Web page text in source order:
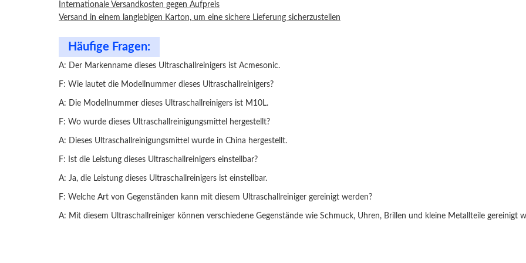
Internationale Versandkosten gegen Aufpreis
Versand in einem langlebigen Karton, um eine sichere Lieferung sicherzustellen
Häufige Fragen:
A: Der Markenname dieses Ultraschallreinigers ist Acmesonic.
F: Wie lautet die Modellnummer dieses Ultraschallreinigers?
A: Die Modellnummer dieses Ultraschallreinigers ist M10L.
F: Wo wurde dieses Ultraschallreinigungsmittel hergestellt?
A: Dieses Ultraschallreinigungsmittel wurde in China hergestellt.
F: Ist die Leistung dieses Ultraschallreinigers einstellbar?
A: Ja, die Leistung dieses Ultraschallreinigers ist einstellbar.
F: Welche Art von Gegenständen kann mit diesem Ultraschallreiniger gereinigt werden?
A: Mit diesem Ultraschallreiniger können verschiedene Gegenstände wie Schmuck, Uhren, Brillen und kleine Metallteile gereinigt